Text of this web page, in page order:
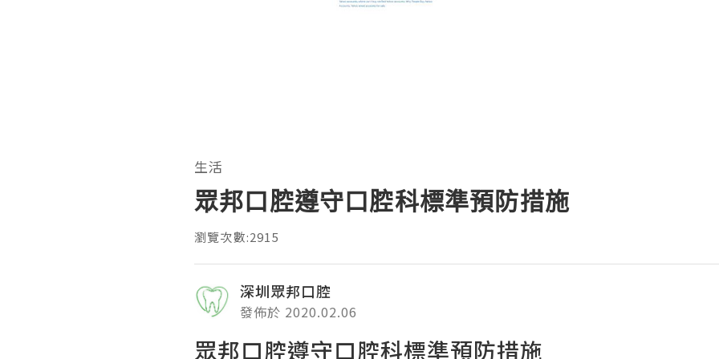
生活
眾邦口腔遵守口腔科標準預防措施
瀏覽次數:2915
深圳眾邦口腔
發佈於 2020.02.06
眾邦口腔遵守口腔科標準預防措施